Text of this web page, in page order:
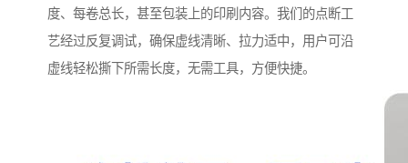
度、每卷总长，甚至包装上的印刷内容。我们的点断工
艺经过反复调试，确保虚线清晰、拉力适中，用户可沿
虚线轻松撕下所需长度，无需工具，方便快捷。